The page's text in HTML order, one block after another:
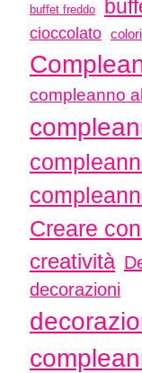
buffet freddo
cioccolato colori
compleanno
Creare
creatività
decorazioni